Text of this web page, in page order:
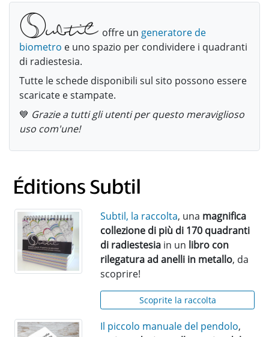
offre un generatore de
biometro e uno spazio per condividere i quadranti
di radiestesia.
Tutte le schede disponibili sul sito possono essere
scaricate e stampate.
💙 Grazie a tutti gli utenti per questo meraviglioso
uso com'une!
Subtil, la raccolta, una magnifica
collezione di più di 170 quadranti
di radiestesia in un libro con
rilegatura ad anelli in metallo, da
scoprire!
Scoprite la raccolta
Il piccolo manuale del pendolo,